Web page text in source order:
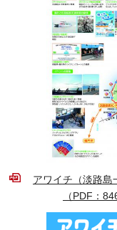
アワイチ（淡路島
（PDF：